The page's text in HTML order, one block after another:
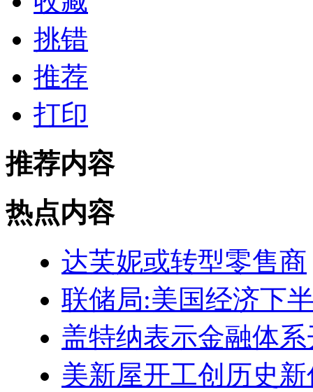
挑错
推荐
打印
推荐内容
热点内容
达芙妮或转型零售商
联储局:美国经济下
盖特纳表示金融体
美新屋开工创历史新